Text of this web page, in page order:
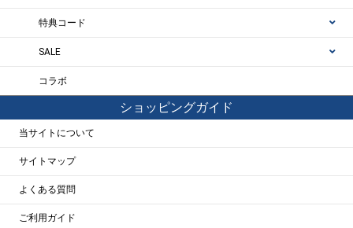
特典コード
SALE
コラボ
ショッピングガイド
当サイトについて
サイトマップ
よくある質問
ご利用ガイド